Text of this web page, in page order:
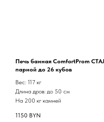
Печь банная ComfortProm
парной до 26 кубов
Вес: 117 кг
Длина дров: до 50 см
На 200 кг камней
1150 BYN